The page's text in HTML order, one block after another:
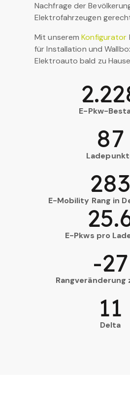
Nachfrage der
Elektrofahrzeugen
Mit unseremKonfigurator
für Installation und
Elektroauto bald zu
E-Pkw-
87
E-Mobility Rang in
283
E-Pkws pro
Rangveränderung
-27
Delta
11